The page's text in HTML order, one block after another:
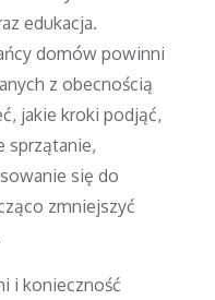
edukacja.
domów powinni
z obecnością
jakie kroki podjąć,
sprzątanie,
się do
zmniejszyć
i konieczność